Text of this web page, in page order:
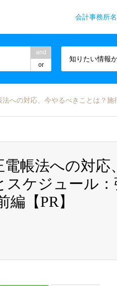
会計事務所
and
or
知りたい情報
対応、今やるべきことは？施行ま
帳法への対応
ケジュール：
【PR】